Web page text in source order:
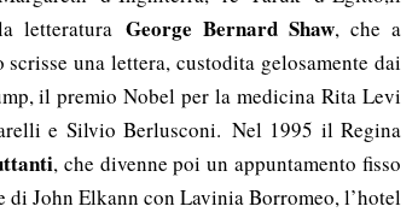
letteratura George Bernard Shaw, che a
una lettera, custodita gelosamente dai
il premio Nobel per la medicina Rita Levi
e Silvio Berlusconi. Nel 1995 il Regina
, che divenne poi un appuntamento fisso
John Elkann con Lavinia Borromeo, l’hotel